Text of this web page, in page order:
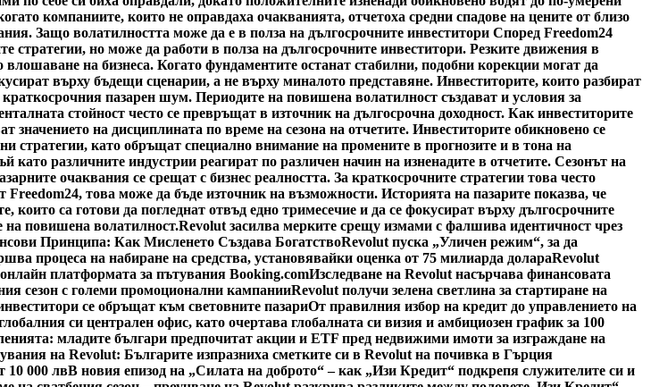
компаниите, които не оправдаха очакванията, отчетоха средни спадове на цените от близо
Защо волатилността може да е в полза на дългосрочните инвеститори Според Freedom24
стратегии, но може да работи в полза на дългосрочните инвеститори. Резките движения в
на бизнеса. Когато фундаментите останат стабилни, подобни корекции могат да
върху бъдещи сценарии, а не върху миналото представяне. Инвеститорите, които разбират
пазарен шум. Периодите на повишена волатилност създават и условия за
стойност често се превръщат в източник на дългосрочна доходност. Как инвеститорите
на дисциплината по време на сезона на отчетите. Инвеститорите обикновено се
стратегии, като обръщат специално внимание на промените в прогнозите и в тона на
различните индустрии реагират по различен начин на изненадите в отчетите. Сезонът на
очаквания се срещат с бизнес реалността. За краткосрочните стратегии това често
Freedom24, това може да бъде източник на възможности. Историята на пазарите показва, че
са готови да погледнат отвъд едно тримесечие и да се фокусират върху дългосрочните
на повишена волатилност.Revolut засилва мерките срещу измами с фалшива идентичност чрез
Принципа: Как Мисленето Създава БогатствоRevolut пуска „Уличен режим“, за да
процеса на набиране на средства, установявайки оценка от 75 милиарда долараRevolut
платформата за пътувания Booking.comИзследване на Revolut насърчава финансовата
сезон с големи промоционални кампанииRevolut получи зелена светлина за стартиране на
се обръщат към световните пазариОт правилния избор на кредит до управлението на
си централен офис, като очертава глобалната си визия и амбициозен график за 100
младите българи предпочитат акции и ETF пред недвижими имоти за изграждане на
на Revolut: Българите изпразниха сметките си в Revolut на почивка в Гърция
10 000 лвВ новия епизод на „Силата на доброто“ – как „Изи Кредит“ подкрепя служителите си и